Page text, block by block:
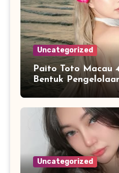
Uncategorized
Paito Toto Macau
Bentuk
Digital yang
Uncategorized